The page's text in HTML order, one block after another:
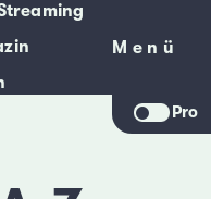
Menü
Menü
Pro